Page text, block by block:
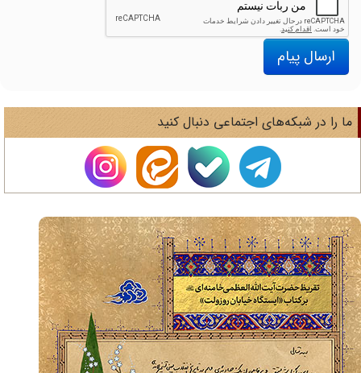
ارسال پیام
را در شبکه‌های اجتماعی دنبال کنید